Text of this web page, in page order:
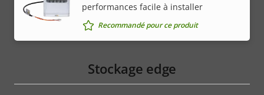
performances facile à installer
Recommandé pour ce produit
Stockage edge